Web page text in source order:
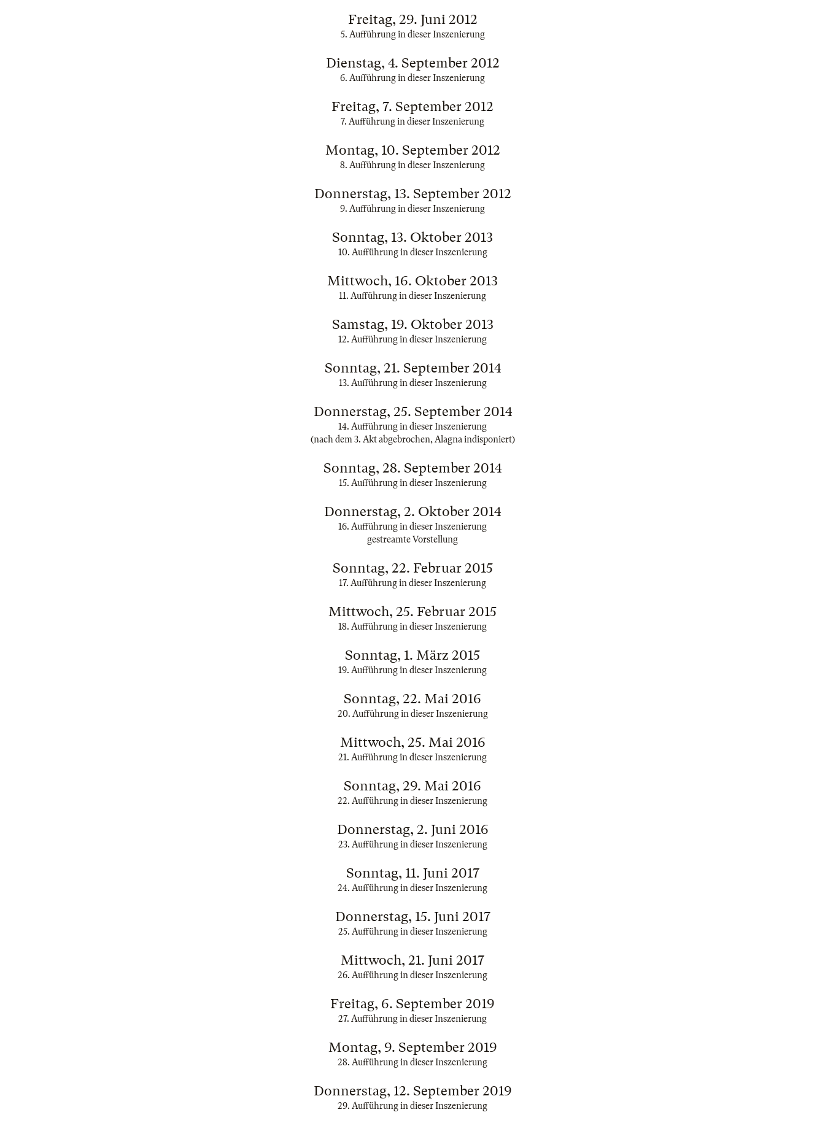
Freitag, 29. Juni 2012
5. Aufführung in dieser Inszenierung
Dienstag, 4. September 2012
6. Aufführung in dieser Inszenierung
Freitag, 7. September 2012
7. Aufführung in dieser Inszenierung
Montag, 10. September 2012
8. Aufführung in dieser Inszenierung
Donnerstag, 13. September 2012
9. Aufführung in dieser Inszenierung
Sonntag, 13. Oktober 2013
10. Aufführung in dieser Inszenierung
Mittwoch, 16. Oktober 2013
11. Aufführung in dieser Inszenierung
Samstag, 19. Oktober 2013
12. Aufführung in dieser Inszenierung
Sonntag, 21. September 2014
13. Aufführung in dieser Inszenierung
Donnerstag, 25. September 2014
14. Aufführung in dieser Inszenierung
(nach dem 3. Akt abgebrochen, Alagna indisponiert)
Sonntag, 28. September 2014
15. Aufführung in dieser Inszenierung
Donnerstag, 2. Oktober 2014
16. Aufführung in dieser Inszenierung
gestreamte Vorstellung
Sonntag, 22. Februar 2015
17. Aufführung in dieser Inszenierung
Mittwoch, 25. Februar 2015
18. Aufführung in dieser Inszenierung
Sonntag, 1. März 2015
19. Aufführung in dieser Inszenierung
Sonntag, 22. Mai 2016
20. Aufführung in dieser Inszenierung
Mittwoch, 25. Mai 2016
21. Aufführung in dieser Inszenierung
Sonntag, 29. Mai 2016
22. Aufführung in dieser Inszenierung
Donnerstag, 2. Juni 2016
23. Aufführung in dieser Inszenierung
Sonntag, 11. Juni 2017
24. Aufführung in dieser Inszenierung
Donnerstag, 15. Juni 2017
25. Aufführung in dieser Inszenierung
Mittwoch, 21. Juni 2017
26. Aufführung in dieser Inszenierung
Freitag, 6. September 2019
27. Aufführung in dieser Inszenierung
Montag, 9. September 2019
28. Aufführung in dieser Inszenierung
Donnerstag, 12. September 2019
29. Aufführung in dieser Inszenierung